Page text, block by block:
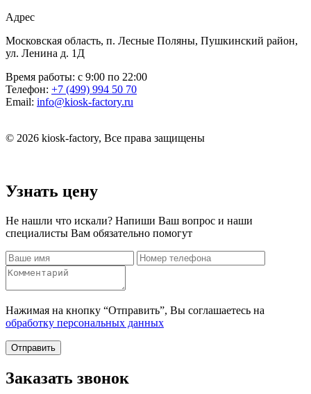
Адрес
Московская область, п. Лесные Поляны, Пушкинский район,
ул. Ленина д. 1Д
Время работы: с 9:00 по 22:00
Телефон: +7 (499) 994 50 70
Email: info@kiosk-factory.ru
© 2026 kiosk-factory, Все права защищены
Узнать цену
Не нашли что искали? Напиши Ваш вопрос и наши
специалисты Вам обязательно помогут
Нажимая на кнопку “Отправить”, Вы соглашаетесь на
обработку персональных данных
Отправить
Заказать звонок